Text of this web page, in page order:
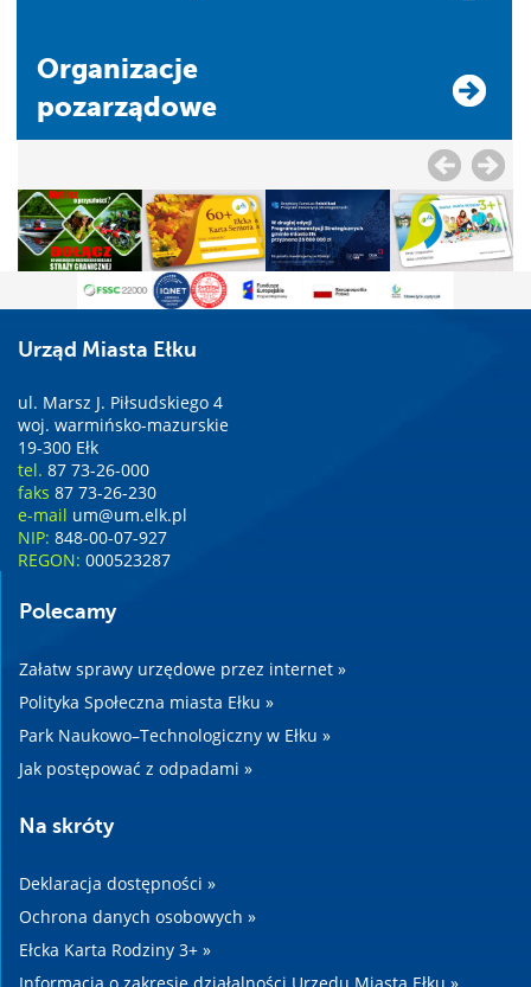
Organizacje
pozarządowe
Urząd Miasta Ełku
ul. Marsz J. Piłsudskiego 4
woj. warmińsko-mazurskie
19-300 Ełk
tel. 87 73-26-000
faks 87 73-26-230
e-mail um@um.elk.pl
NIP: 848-00-07-927
REGON: 000523287
Polecamy
Załatw sprawy urzędowe przez internet »
Polityka Społeczna miasta Ełku »
Park Naukowo–Technologiczny w Ełku »
Jak postępować z odpadami »
Na skróty
Deklaracja dostępności »
Ochrona danych osobowych »
Ełcka Karta Rodziny 3+ »